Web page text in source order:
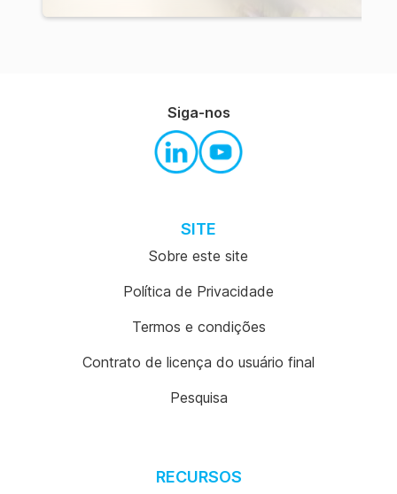
SITE
Sobre este site
Política de Privacidade
Termos e condições
Contrato de licença do usuário final
Pesquisa
RECURSOS
Siga-nos